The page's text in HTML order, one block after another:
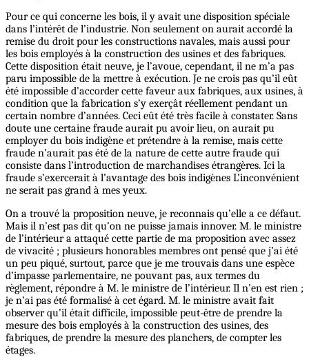
Pour ce qui concerne les bois, il y avait une disposition spéciale
dans l’intérêt de l’industrie. Non seulement on aurait accordé la
remise du droit pour les constructions navales, mais aussi pour
les bois employés à la construction des usines et des fabriques.
Cette disposition était neuve, je l’avoue, cependant, il ne m’a pas
paru impossible de la mettre à exécution. Je ne crois pas qu’il eût
été impossible d’accorder cette faveur aux fabriques, aux usines, à
condition que la fabrication s’y exerçât réellement pendant un
certain nombre d’années. Ceci eût été très facile à constater. Sans
doute une certaine fraude aurait pu avoir lieu, on aurait pu
employer du bois indigène et prétendre à la remise, mais cette
fraude n’aurait pas été de la nature de cette autre fraude qui
consiste dans l’introduction de marchandises étrangères. Ici la
fraude s’exercerait à l’avantage des bois indigènes L’inconvénient
ne serait pas grand à mes yeux.
On a trouvé la proposition neuve, je reconnais qu’elle a ce défaut.
Mais il n’est pas dit qu’on ne puisse jamais innover. M. le ministre
de l’intérieur a attaqué cette partie de ma proposition avec assez
de vivacité ; plusieurs honorables membres ont pensé que j’ai été
un peu piqué, surtout, parce que je me trouvais dans une espèce
d’impasse parlementaire, ne pouvant pas, aux termes du
règlement, répondre à M. le ministre de l’intérieur. Il n’en est rien ;
je n’ai pas été formalisé à cet égard. M. le ministre avait fait
observer qu’il était difficile, impossible peut-être de prendre la
mesure des bois employés à la construction des usines, des
fabriques, de prendre la mesure des planchers, de compter les
étages.